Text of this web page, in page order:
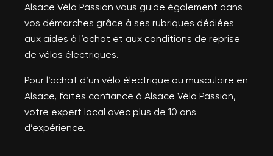
Alsace Vélo Passion vous guide également dans
vos démarches grâce à ses rubriques dédiées
aux aides à l’achat et aux conditions de reprise
de vélos électriques.
Pour l’achat d’un vélo électrique ou musculaire en
Alsace, faites confiance à Alsace Vélo Passion,
votre expert local avec plus de 10 ans
d’expérience.